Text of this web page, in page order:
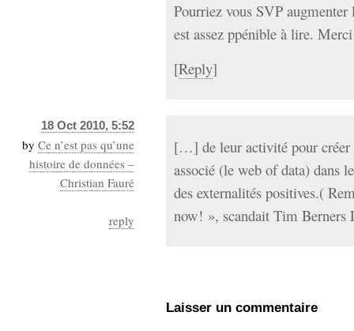
Pourriez vous SVP
est assez ppénible à lire.
[Reply]
18 Oct 2010, 5:52
by Ce n’est pas qu’une
histoire de données –
Christian Fauré
reply
[…] de leur activité pour créer
associé (le web of data) dans
des externalités positives.(
now! », scandait Tim
Laisser un commentaire